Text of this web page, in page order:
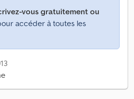
vous gratuitement ou
accéder à toutes les